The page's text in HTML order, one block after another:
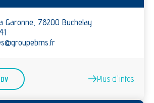
Garonne, 78200 Buchelay
Plus d'infos